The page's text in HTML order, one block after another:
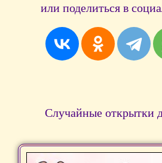
или поделиться в
Случайные открытки